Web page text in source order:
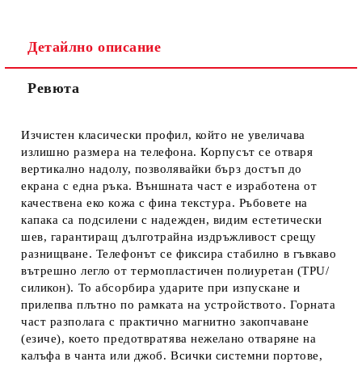
Детайлно описание
Ревюта
Изчистен класически профил, който не увеличава
излишно размера на телефона. Корпусът се отваря
вертикално надолу, позволявайки бърз достъп до
екрана с една ръка. Външната част е изработена от
качествена еко кожа с фина текстура. Ръбовете на
капака са подсилени с надежден, видим естетически
шев, гарантиращ дълготрайна издръжливост срещу
разнищване. Телефонът се фиксира стабилно в гъвкаво
вътрешно легло от термопластичен полиуретан (TPU/
силикон). То абсорбира ударите при изпускане и
прилепва плътно по рамката на устройството. Горната
част разполага с практично магнитно закопчаване
(езиче), което предотвратява нежелано отваряне на
калъфа в чанта или джоб. Всички системни портове,